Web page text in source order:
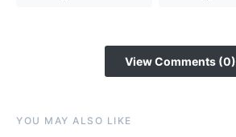
View Comments (0)
YOU MAY ALSO LIKE